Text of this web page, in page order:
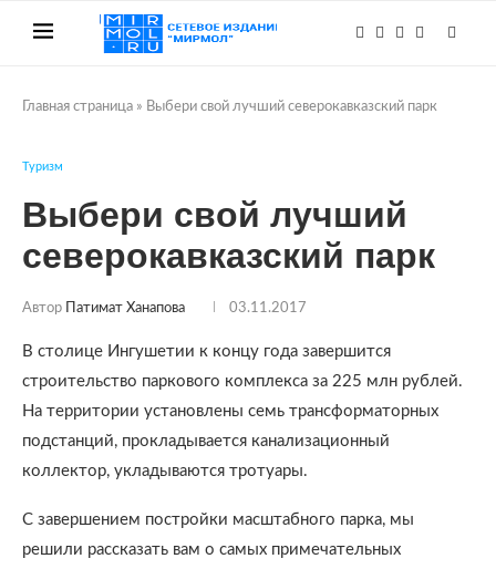
Главная страница » Выбери свой лучший северокавказский парк
Туризм
Выбери свой лучший
северокавказский парк
Автор Патимат Ханапова 03.11.2017
В столице Ингушетии к концу года завершится
строительство паркового комплекса за 225 млн рублей.
На территории установлены семь трансформаторных
подстанций, прокладывается канализационный
коллектор, укладываются тротуары.
С завершением постройки масштабного парка, мы
решили рассказать вам о самых примечательных